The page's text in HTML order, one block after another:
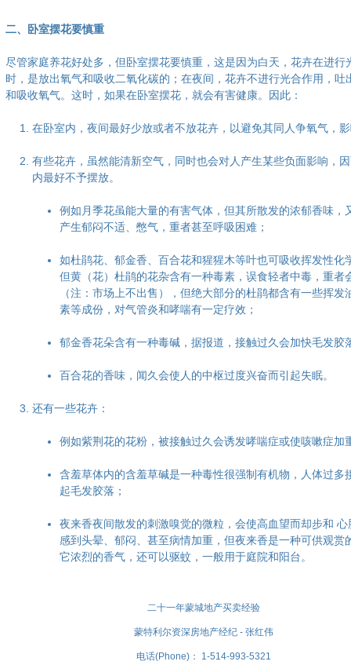
二、卧室摆花要慎重
尽管家庭养花好处多，但卧室摆花要慎重，这是因为白天，花卉在进行
时，是放出氧气和吸收二氧化碳的；在夜间，花卉不进行光合作用，吐
和吸收氧气。这时，如果在卧室摆花，就会有害健康。因此：
在卧室内，夜间最好少放或者不放花卉，以避免其同人争氧气，
有些花卉，虽然能清新空气，同时也会对人产生某些负面影响，
内最好不予摆放。
例如月季花虽能大量的有害气体，但其所散发的浓郁香味，
产生郁闷不适、憋气，重者甚至呼吸困难；
如杜鹃花、郁金香、百合花和猩猩木等叶也可吸收挥发性化
但黄（花）杜鹃的花杂含有一种毒素，误食轻者中毒，重者
（注：市场上不出售），但绝大部分的杜鹃都含有一些挥发
素等成份，对气管炎和哮喘有一定疗效；
郁金香花朵含有一种毒碱，据报道，接触过久会加快毛发胶
百合花的香味，闻久会使人的中枢过度兴奋而引起失眠。
还有一些花卉：
例如紫荆花的花粉，被接触过久会诱发哮喘症或使咳嗽症加
含羞草体内的含羞草碱是一种毒性很强制有机物，人体过多
起毛发胶落；
夜来香夜间散发的刺激嗅觉的微粒，会使高血望而却步和 心
感到头晕、郁闷、甚至病情加重，但夜来香是一种可供观赏
它浓烈的香气，还可以驱蚊，一般用于庭院和阳台。
二十一年蒙城地产买卖经验
蒙特利尔资深房地产经纪 - 张红伟
电话(Phone)： 1-514-993-5321